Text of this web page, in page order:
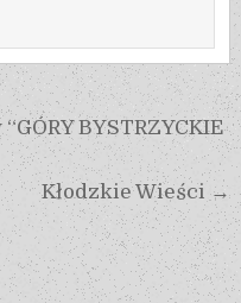
BYSTRZYCKIE
Kłodzkie Wieści →